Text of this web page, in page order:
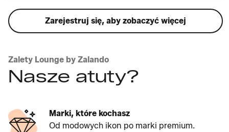
Zarejestruj się, aby zobaczyć więcej
Zalety Lounge by Zalando
Nasze atuty?
Marki, które kochasz
Od modowych ikon po marki premium.